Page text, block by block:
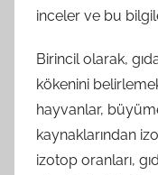
inceler ve bu
Birincil olarak,
kökenini
hayvanlar,
kaynaklarından
izotop oranları,